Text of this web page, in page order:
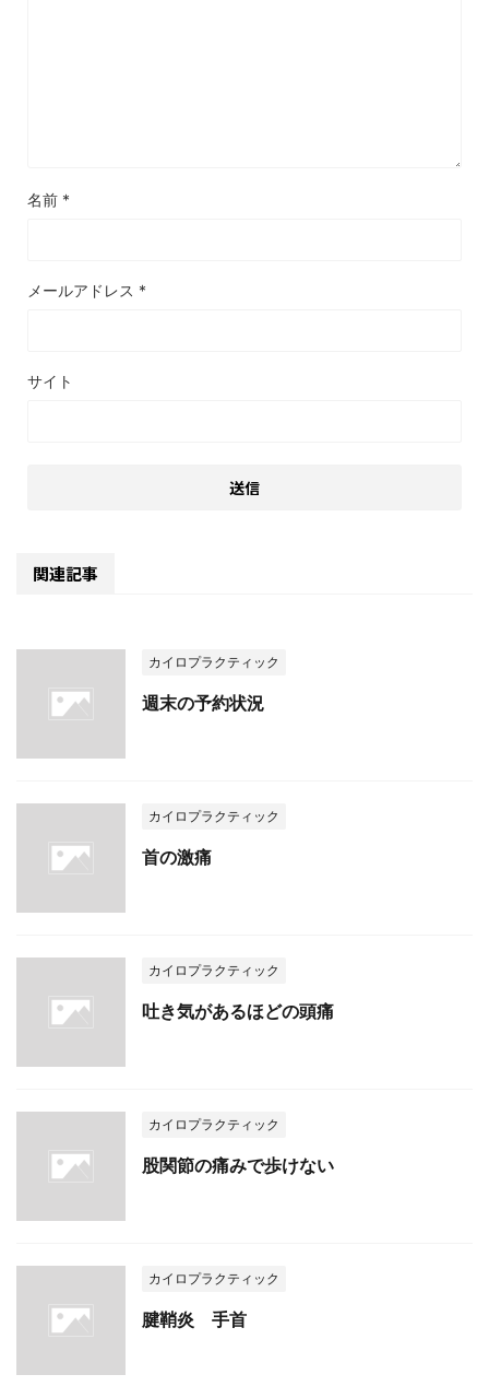
名前 *
メールアドレス *
サイト
関連記事
カイロプラクティック
週末の予約状況
カイロプラクティック
首の激痛
カイロプラクティック
吐き気があるほどの頭痛
カイロプラクティック
股関節の痛みで歩けない
カイロプラクティック
腱鞘炎 手首